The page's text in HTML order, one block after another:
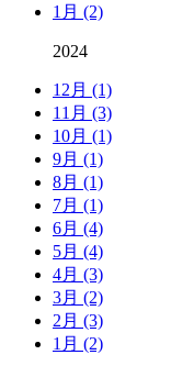
1月 (2)
2024
12月 (1)
11月 (3)
10月 (1)
9月 (1)
8月 (1)
7月 (1)
6月 (4)
5月 (4)
4月 (3)
3月 (2)
2月 (3)
1月 (2)